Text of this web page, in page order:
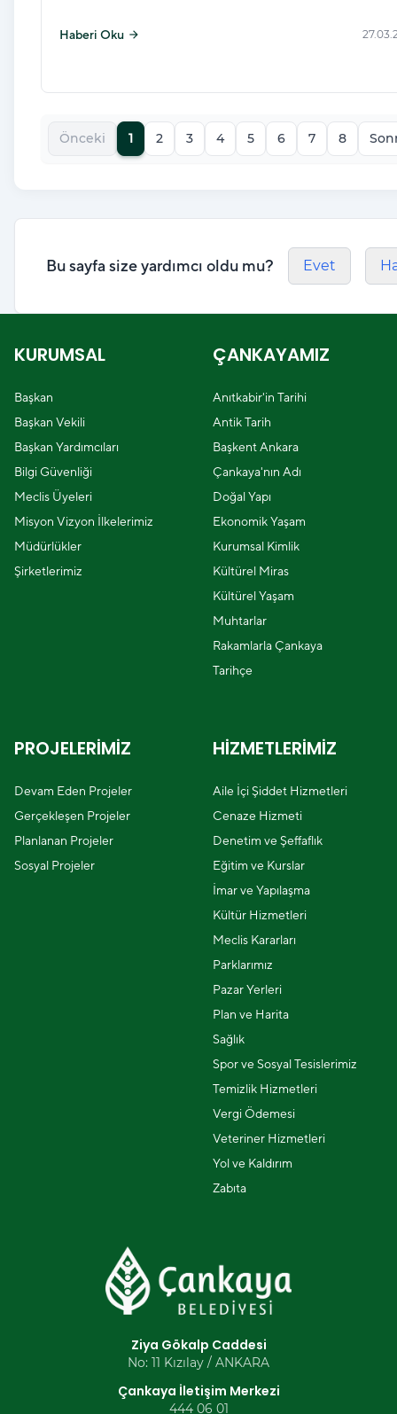
Haberi Oku arrow_forward
Önceki 1 2 3 4 5 6 7 8
Bu sayfa size yardımcı oldu mu? Evet
KURUMSAL
Başkan
Başkan Vekili
Başkan Yardımcıları
Bilgi Güvenliği
Meclis Üyeleri
Misyon Vizyon İlkelerimiz
Müdürlükler
Şirketlerimiz
ÇANKAYAMIZ
Anıtkabir'in Tarihi
Antik Tarih
Başkent Ankara
Çankaya'nın Adı
Doğal Yapı
Ekonomik Yaşam
Kurumsal Kimlik
Kültürel Miras
Kültürel Yaşam
Muhtarlar
Rakamlarla Çankaya
Tarihçe
PROJELERİMİZ
Devam Eden Projeler
Gerçekleşen Projeler
Planlanan Projeler
Sosyal Projeler
HİZMETLERİMİZ
Aile İçi Şiddet Hizmetleri
Cenaze Hizmeti
Denetim ve Şeffaflık
Eğitim ve Kurslar
İmar ve Yapılaşma
Kültür Hizmetleri
Meclis Kararları
Parklarımız
Pazar Yerleri
Plan ve Harita
Sağlık
Spor ve Sosyal Tesislerimiz
Temizlik Hizmetleri
Vergi Ödemesi
Veteriner Hizmetleri
Yol ve Kaldırım
Zabıta
Ziya Gökalp Caddesi
No: 11 Kızılay / ANKARA
Çankaya İletişim Merkezi
444 06 01